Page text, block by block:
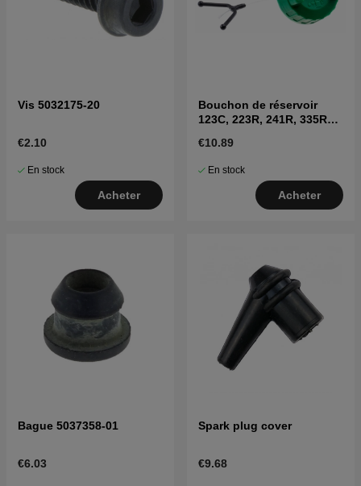
Vis 5032175-20
€2.10
En stock
Acheter
Bouchon de réservoir
123C, 223R, 241R, 335RX,
€10.89
En stock
Acheter
Bague 5037358-01
€6.03
Spark plug cover
€9.68